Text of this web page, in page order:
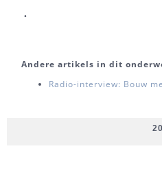
.
Andere artikels in dit
Radio-interview: Bouw